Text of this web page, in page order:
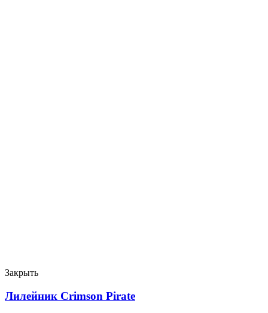
Закрыть
Лилейник Crimson Pirate